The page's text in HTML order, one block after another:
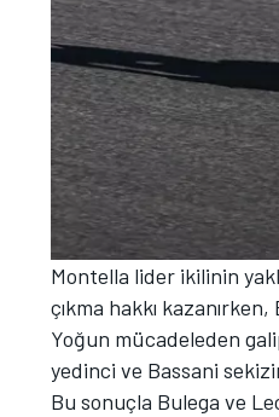
Montella lider ikilinin
çıkma hakkı
Yoğun mücadeleden
yedinci ve Bassani
Bu sonuçla Bulega ve